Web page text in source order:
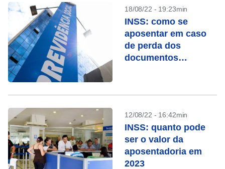
18/08/22 - 19:23min
INSS: como se
aposentar em caso
de perda dos
documentos
12/08/22 - 16:42min
INSS: quanto pode
ser o valor da
aposentadoria em
2023